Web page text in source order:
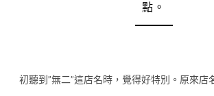
點。
初聽到”無二”這店名時，覺得好特別。原來店